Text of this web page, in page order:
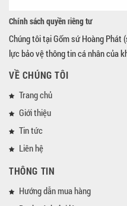
Chính sách quyền riêng tư
Chúng tôi tại Gốm sứ Hoàng Phát
lực bảo vệ thông tin cá nhân của
VỀ CHÚNG TÔI
Trang chủ
Giới thiệu
Tin tức
Liên hệ
THÔNG TIN
Hướng dẫn mua hàng